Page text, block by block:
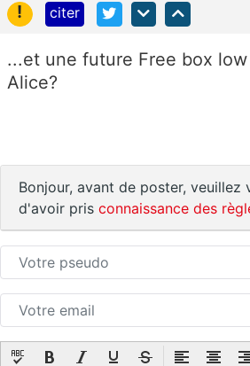
!
citer
...et une future Free box
Alice?
Bonjour, avant de poster, veuillez
d'avoir pris connaissance des